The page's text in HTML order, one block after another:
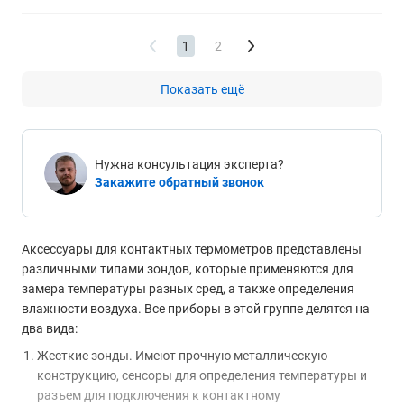
1 2
Показать ещё
Нужна консультация эксперта?
Закажите обратный звонок
Аксессуары для контактных термометров представлены
различными типами зондов, которые применяются для
замера температуры разных сред, а также определения
влажности воздуха. Все приборы в этой группе делятся на
два вида:
Жесткие зонды. Имеют прочную металлическую
конструкцию, сенсоры для определения температуры и
разъем для подключения к контактному